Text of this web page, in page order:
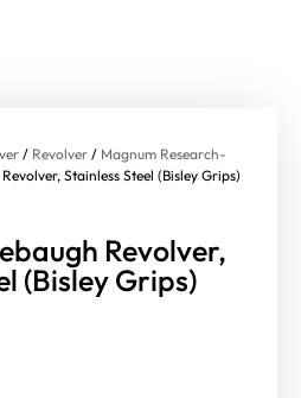
/ Revolver / Magnum Research-
Stainless Steel (Bisley Grips)
Revolver,
(Bisley Grips)